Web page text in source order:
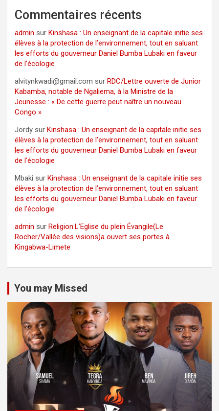
Commentaires récents
admin sur Kinshasa : Un enseignant de la capitale initie ses
élèves à la protection de l’environnement, tout en saluant
les efforts du gouverneur Daniel Bumba Lubaki en faveur
de l’écologie
alvitynkwadi@gmail.com sur RDC/Lettre ouverte de Junior
Kabamba, notable de Ngaliema, à la Ministre de la
Jeunesse : « De cette guerre peut naître un nouveau
Congo »
Jordy sur Kinshasa : Un enseignant de la capitale initie ses
élèves à la protection de l’environnement, tout en saluant
les efforts du gouverneur Daniel Bumba Lubaki en faveur
de l’écologie
Mbaki sur Kinshasa : Un enseignant de la capitale initie ses
élèves à la protection de l’environnement, tout en saluant
les efforts du gouverneur Daniel Bumba Lubaki en faveur
de l’écologie
admin sur Religion:L’Eglise du plein Évangile(Le
Rocher/Vallée des visions)a ouvert ses portes à
Kingabwa-Limete
You may Missed